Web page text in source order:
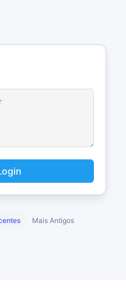
Mais Antigos